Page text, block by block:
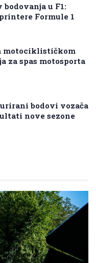
u F1:
Formule 1
motociklističkom
za spas motosporta
bodovi vozača
nove sezone